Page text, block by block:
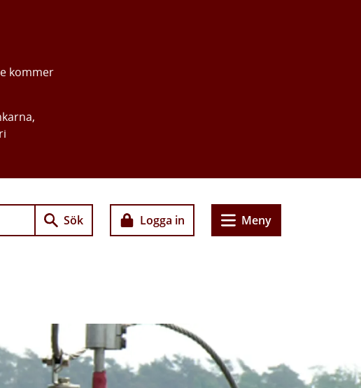
kommer
Sök Logga in Meny